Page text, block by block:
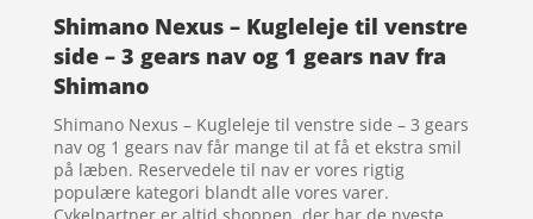
Shimano Nexus – Kugleleje til venstre
side – 3 gears nav og 1 gears nav fra
Shimano
Shimano Nexus – Kugleleje til venstre side – 3 gears
nav og 1 gears nav får mange til at få et ekstra smil
på læben. Reservedele til nav er vores rigtig
populære kategori blandt alle vores varer.